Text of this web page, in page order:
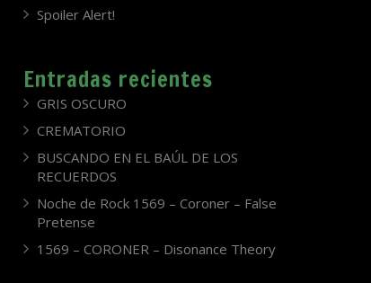
Spoiler Alert!
Entradas recientes
GRIS OSCURO
CREMATORIO
BUSCANDO EN EL BAÚL DE LOS
RECUERDOS
Noche de Rock 1569 – Coroner – False
Pretense
1569 – CORONER – Disonance Theory